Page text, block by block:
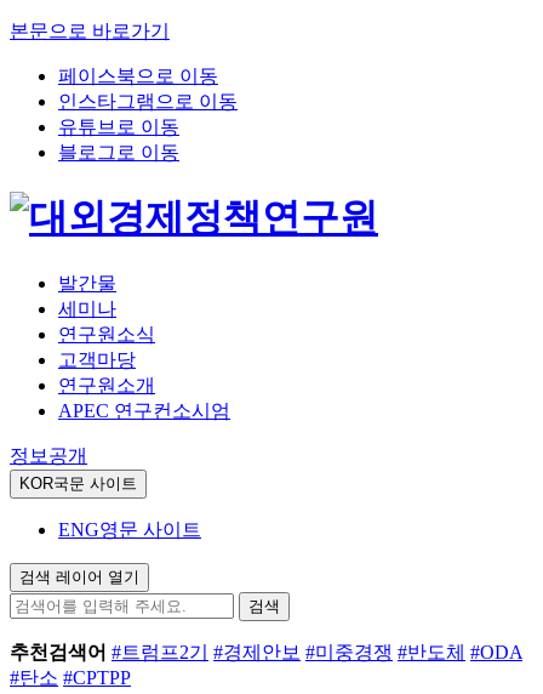
본문으로 바로가기
페이스북으로 이동
인스타그램으로 이동
유튜브로 이동
블로그로 이동
발간물
세미나
연구원소식
고객마당
연구원소개
APEC 연구컨소시엄
정보공개
KOR국문 사이트
ENG영문 사이트
검색 레이어 열기
검색
추천검색어 #트럼프2기 #경제안보 #미중경쟁 #반도체 #ODA
#탄소 #CPTPP